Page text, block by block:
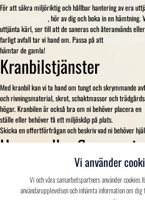
För att säkra miljöriktig och hållbar hantering av era
, hör av dig och boka in en
uttjänta kärl, ser till att de saneras och återanvänds
farligt avfall tar vi hand om. Passa på att
hämtar de gamla!
Kranbilstjänster
Med kranbil kan vi ta hand om tungt och skrymmande
och rivningsmaterial, skrot, schaktmassor och
högar. Kranbilen är också bra om ni behöver placera en
ställe eller behöver få ett miljöskåp på plats.
Skicka en offertförfrågan och beskriv vad ni behöver
Hyr en eller flera
Behöver ni bli av med avfall vid renovering,
Hyr en container. Vi erbjuder bådetäckta och öppna
storlekar, med leverans och hämtning i direkt
Vi använder
Vi och våra samarbetspartners använder
användarupplevelsen och inhämta information om